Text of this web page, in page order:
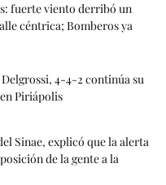
fuerte viento derribó un
céntrica; Bomberos ya
4-4-2 continúa su
Piriápolis
Sinae, explicó que la alerta
de la gente a la